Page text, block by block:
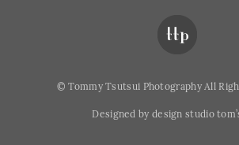
© Tommy Tsutsui Photography All
Designed by design studio